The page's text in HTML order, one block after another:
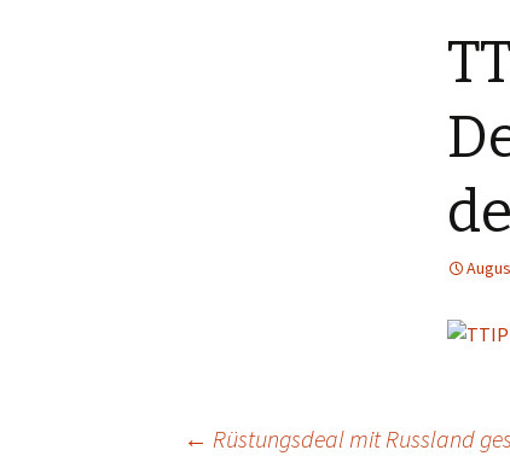
← Rüstungsdeal mit Russland